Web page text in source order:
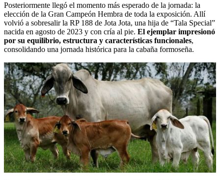
Posteriormente llegó el momento más esperado de la jornada: la
elección de la Gran Campeón Hembra de toda la exposición. Allí
volvió a sobresalir la RP 188 de Jota Jota, una hija de “Tala Special”
nacida en agosto de 2023 y con cría al pie. El ejemplar impresionó
por su equilibrio, estructura y características funcionales,
consolidando una jornada histórica para la cabaña formoseña.